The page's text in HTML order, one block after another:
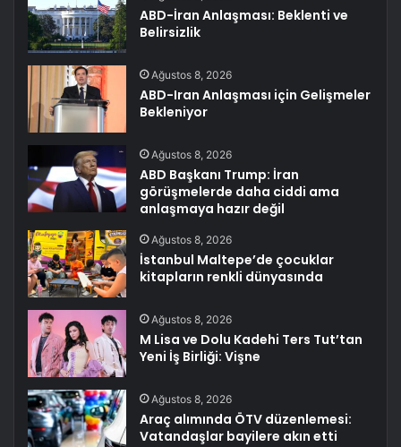
ABD-İran Anlaşması: Beklenti ve
Belirsizlik
Ağustos 8, 2026
ABD-Iran Anlaşması için Gelişmeler
Bekleniyor
Ağustos 8, 2026
ABD Başkanı Trump: İran
görüşmelerde daha ciddi ama
anlaşmaya hazır değil
Ağustos 8, 2026
İstanbul Maltepe’de çocuklar
kitapların renkli dünyasında
Ağustos 8, 2026
M Lisa ve Dolu Kadehi Ters Tut’tan
Yeni İş Birliği: Vişne
Ağustos 8, 2026
Araç alımında ÖTV düzenlemesi:
Vatandaşlar bayilere akın etti